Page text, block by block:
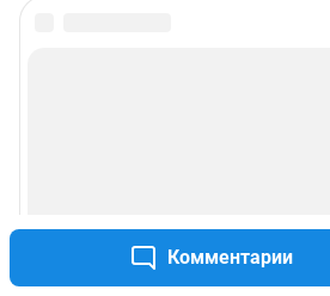
Комментарии